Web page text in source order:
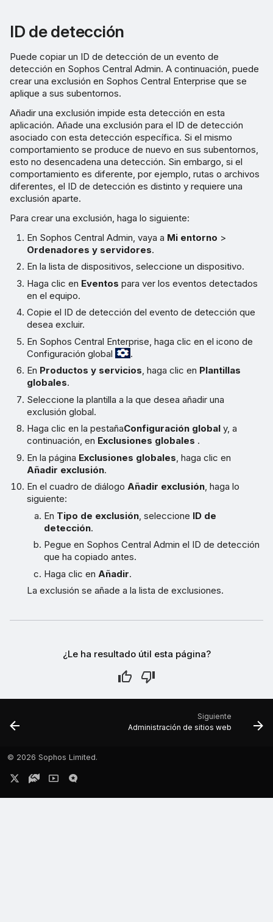
ID de detección
Puede copiar un ID de detección de un evento de
detección en Sophos Central Admin. A continuación, puede
crear una exclusión en Sophos Central Enterprise que se
aplique a sus subentornos.
Añadir una exclusión impide esta detección en esta
aplicación. Añade una exclusión para el ID de detección
asociado con esta detección específica. Si el mismo
comportamiento se produce de nuevo en sus subentornos,
esto no desencadena una detección. Sin embargo, si el
comportamiento es diferente, por ejemplo, rutas o archivos
diferentes, el ID de detección es distinto y requiere una
exclusión aparte.
Para crear una exclusión, haga lo siguiente:
En Sophos Central Admin, vaya a Mi entorno >
Ordenadores y servidores.
En la lista de dispositivos, seleccione un dispositivo.
Haga clic en Eventos para ver los eventos detectados
en el equipo.
Copie el ID de detección del evento de detección que
desea excluir.
En Sophos Central Enterprise, haga clic en el icono de
Configuración global
.
En Productos y servicios, haga clic en Plantillas
globales.
Seleccione la plantilla a la que desea añadir una
exclusión global.
Haga clic en la pestañaConfiguración global y, a
continuación, en Exclusiones globales .
En la página Exclusiones globales, haga clic en
Añadir exclusión.
En el cuadro de diálogoAñadir exclusión, haga lo
siguiente:
En Tipo de exclusión, seleccione ID de
detección.
Pegue en Sophos Central Admin el ID de detección
que ha copiado antes.
Haga clic enAñadir.
La exclusión se añade a la lista de exclusiones.
¿Le ha resultado útil esta página?
Siguiente
Administración de sitios web
© 2026 Sophos Limited.